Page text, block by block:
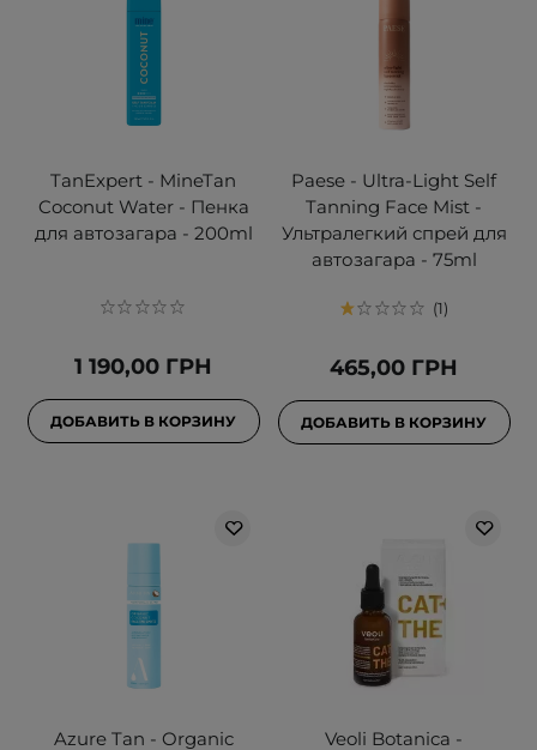
TanExpert - MineTan
Coconut Water - Пенка
для автозагара - 200ml
1 190,00 ГРН
ДОБАВИТЬ В КОРЗИНУ
Paese - Ultra-Light Self
Tanning Face Mist -
Ультралегкий спрей для
автозагара - 75ml
1
465,00 ГРН
ДОБАВИТЬ В КОРЗИНУ
Azure Tan - Organic
Veoli Botanica -